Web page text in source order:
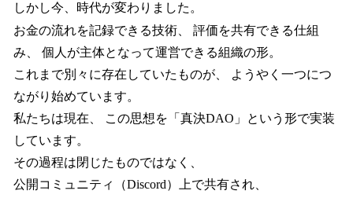
しかし今、時代が変わりました。
お金の流れを記録できる技術、 評価を共有できる仕組
み、 個人が主体となって運営できる組織の形。
これまで別々に存在していたものが、 ようやく一つにつ
ながり始めています。
私たちは現在、 この思想を「真決DAO」という形で実装
しています。
その過程は閉じたものではなく、
公開コミュニティ（Discord）上で共有され、